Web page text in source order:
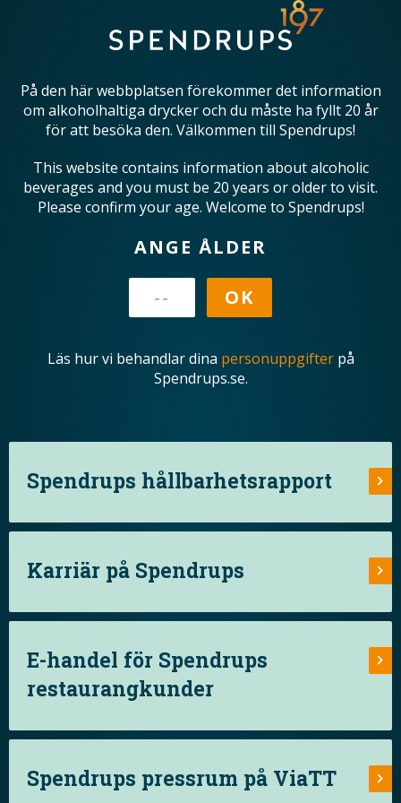
På den här webbplatsen förekommer det information
om alkoholhaltiga drycker och du måste ha fyllt 20 år
för att besöka den. Välkommen till Spendrups!
This website contains information about alcoholic
beverages and you must be 20 years or older to visit.
Please confirm your age. Welcome to Spendrups!
ANGE ÅLDER
Läs hur vi behandlar dina personuppgifterpå
Spendrups.se.
Spendrups hållbarhetsrapport
Karriär på Spendrups
E-handel för Spendrups
restaurangkunder
Spendrups pressrum på ViaTT